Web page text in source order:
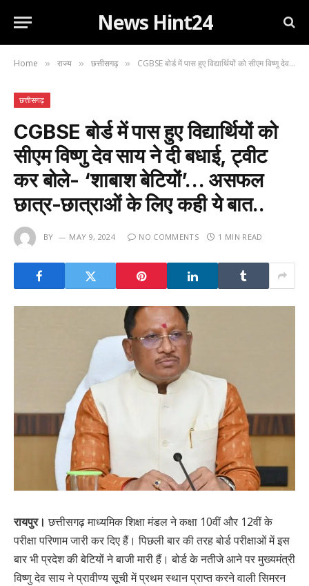
News Hint24
Home » राज्य » छत्तीसगढ़ » CGBSE बोर्ड में पास हुए विद्यार्थियों को सीएम विष्णु देव साय ने दी बधाई, ट्वीट कर बोले- ‘शाबाश बेटियों’… असफल छात्र-छात्राओं के लिए कही ये बात..
छत्तीसगढ़
CGBSE बोर्ड में पास हुए विद्यार्थियों को
सीएम विष्णु देव साय ने दी बधाई, ट्वीट
कर बोले- ‘शाबाश बेटियों’… असफल
छात्र-छात्राओं के लिए कही ये बात..
BY MAY 9, 2024 NO COMMENTS 1 MIN READ
रायपुर।छत्तीसगढ़ माध्यमिक शिक्षा मंडल ने कक्षा 10वीं और 12वीं के
परीक्षा परिणाम जारी कर दिए हैं। पिछली बार की तरह बोर्ड परीक्षाओं में इस
बार भी प्रदेश की बेटियों ने बाजी मारी हैं। बोर्ड के नतीजे आने पर मुख्यमंत्री
विष्णु देव साय ने प्रावीण्य सूची में प्रथम स्थान प्राप्त करने वाली सिमरन